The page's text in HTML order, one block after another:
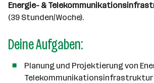
Energie- &
(39 Stunden/Woche).
Deine Aufgaben:
Planung und Projektierung von
Telekommunikationsinfrastruktur